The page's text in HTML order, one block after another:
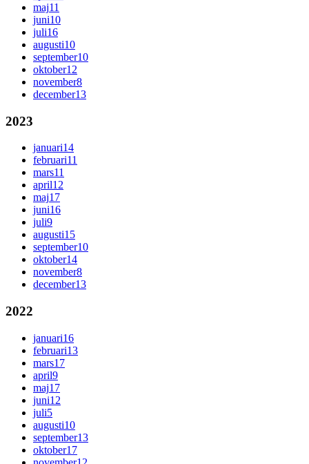
maj11
juni10
juli16
augusti10
september10
oktober12
november8
december13
2023
januari14
februari11
mars11
april12
maj17
juni16
juli9
augusti15
september10
oktober14
november8
december13
2022
januari16
februari13
mars17
april9
maj17
juni12
juli5
augusti10
september13
oktober17